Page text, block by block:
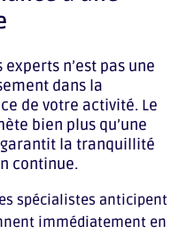
n’est pas une
dans la
de votre activité. Le
bien plus qu’une
la tranquillité
continue.
spécialistes anticipent
immédiatement en